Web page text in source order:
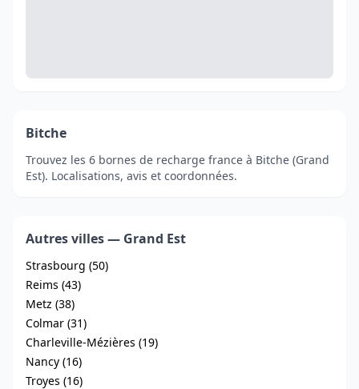
Bitche
Trouvez les 6 bornes de recharge france à Bitche (Grand
Est). Localisations, avis et coordonnées.
Autres villes — Grand Est
Strasbourg (50)
Reims (43)
Metz (38)
Colmar (31)
Charleville-Mézières (19)
Nancy (16)
Troyes (16)